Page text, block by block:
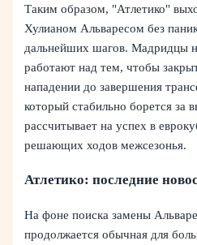
Таким образом, "Атлетико"
Хулианом Альваресом без
дальнейших шагов. Мадридцы
работают над тем, чтобы
нападении до завершения
который стабильно борется за
рассчитывает на успех в
решающих ходов межсезонья.
Атлетико: последние
На фоне поиска замены
продолжается обычная для